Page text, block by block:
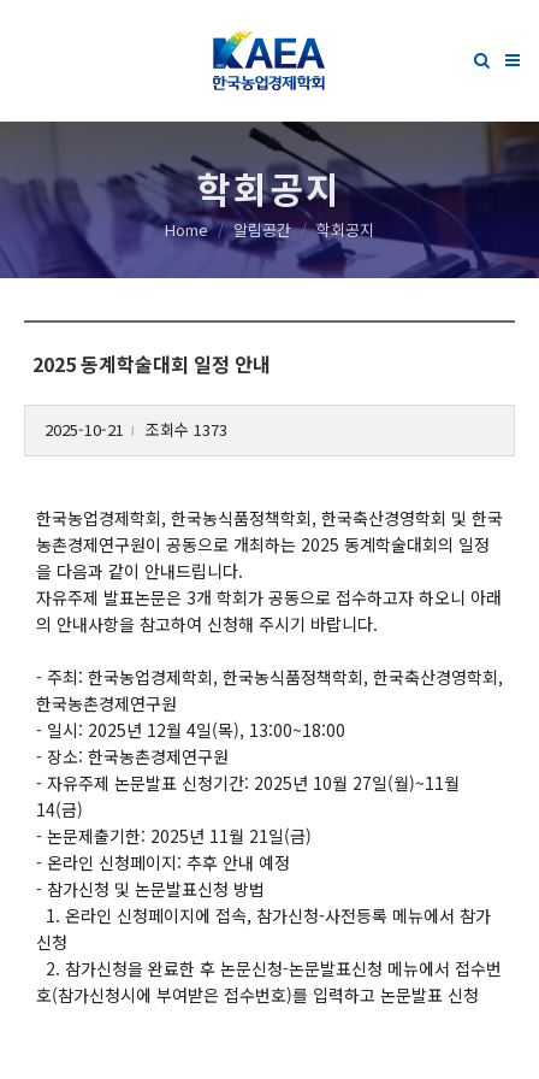
학회공지
Home 알림공간 학회공지
2025 동계학술대회 일정 안내
2025-10-21 l 조회수 1373
한국농업경제학회, 한국농식품정책학회, 한국축산경영학회 및 한국
농촌경제연구원이 공동으로 개최하는 2025 동계학술대회의 일정
을 다음과 같이 안내드립니다.
자유주제 발표논문은 3개 학회가 공동으로 접수하고자 하오니 아래
의 안내사항을 참고하여 신청해 주시기 바랍니다.
- 주최: 한국농업경제학회, 한국농식품정책학회, 한국축산경영학회,
한국농촌경제연구원
- 일시: 2025년 12월 4일(목), 13:00~18:00
- 장소: 한국농촌경제연구원
- 자유주제 논문발표 신청기간: 2025년 10월 27일(월)~11월
14(금)
- 논문제출기한: 2025년 11월 21일(금)
- 온라인 신청페이지: 추후 안내 예정
- 참가신청 및 논문발표신청 방법
1. 온라인 신청페이지에 접속, 참가신청-사전등록 메뉴에서 참가
신청
2. 참가신청을 완료한 후 논문신청-논문발표신청 메뉴에서 접수번
호(참가신청시에 부여받은 접수번호)를 입력하고 논문발표 신청